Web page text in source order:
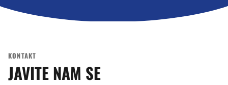
KONTAKT
JAVITE NAM SE